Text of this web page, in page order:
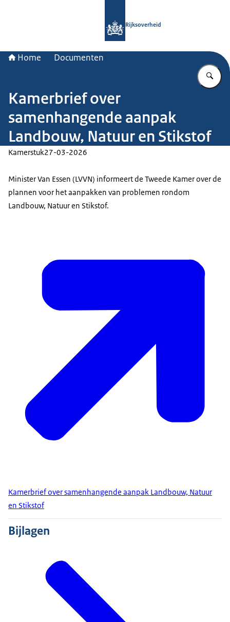
Rijksoverheid
Home Documenten
Kamerbrief over
samenhangende aanpak
Landbouw, Natuur en Stikstof
Kamerstuk27-03-2026
Minister Van Essen (LVVN) informeert de Tweede Kamer over de
plannen voor het aanpakken van problemen rondom
Landbouw, Natuur en Stikstof.
Kamerbrief over samenhangende aanpak Landbouw, Natuur
en Stikstof
Bijlagen